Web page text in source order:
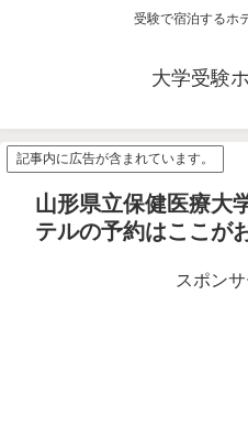
受験で宿泊するホ
大学受験
記事内に広告が含まれています。
山形県立保健医療大
テルの予約はここが
スポン